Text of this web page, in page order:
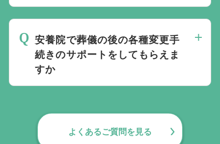
は斎場を熟知しておりますので、ご不安な
点がありましたらお気軽にご相談くださ
い。
要望にお応えしております。
安養院で葬儀の後の各種変更手
続きのサポートをしてもらえま
すか
の手続きとお答えになる方が70パーセント
以上でして、お客様が日常にお戻りいただ
よくあるご質問を見る